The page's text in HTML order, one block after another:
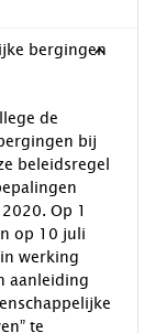
bergingen
de
bij
beleidsregel
Op 1
op 10 juli
werking
aanleiding
te